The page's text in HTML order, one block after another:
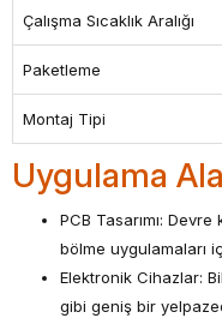
Çalışma Sıcaklık Aralığı
Paketleme
Montaj Tipi
Uygulama
PCB Tasarımı: Devre
bölme uygulamaları
Elektronik Cihazlar:
gibi geniş bir